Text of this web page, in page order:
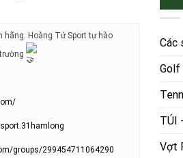
hãng. Hoàng Tử Sport tự hào
trường
groups/299454711064290
Các
Golf
TÚI
Vợt